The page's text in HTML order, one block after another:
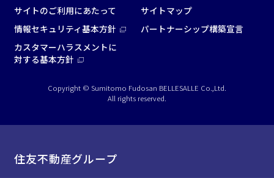
サイトのご利用にあたって
サイトマップ
情報セキュリティ基本方針
パートナーシップ構築宣言
カスタマーハラスメントに
対する基本方針
Copyright © Sumitomo Fudosan BELLESALLE Co.,Ltd.
All rights reserved.
住友不動産グループ
こちらの会議室の空室状況は
お電話でのお問合せ
ベルサール新宿南口
ベルサール新宿グランド
新宿住友ホール
新宿住友ビル三角広場
新宿住友スカイルーム
ベルサール新宿セントラルパーク
ベルサール高田馬場
秋葉原・神田・東京エリア
ベルサール八重洲
ベルサール東京日本橋
ベルサール秋葉原
飯田橋・九段・半蔵門・神保町エリア
ベルサール飯田橋駅前
ベルサール飯田橋ファースト
ベルサール神保町
渋谷エリア
ベルサール渋谷ガーデン
六本木・虎ノ門エリア
泉ガーデンギャラリー
汐留・御成門・芝公園エリア